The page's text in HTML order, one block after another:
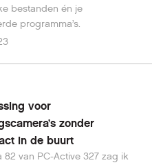
bestanden én je
programma’s.
voor
zonder
in de buurt
82 van PC-Active 327 zag ik